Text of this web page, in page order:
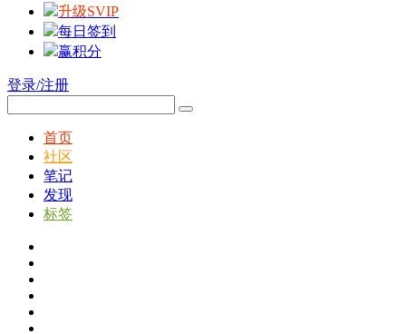
升级SVIP
每日签到
赢积分
登录/注册
首页
社区
笔记
发现
标签